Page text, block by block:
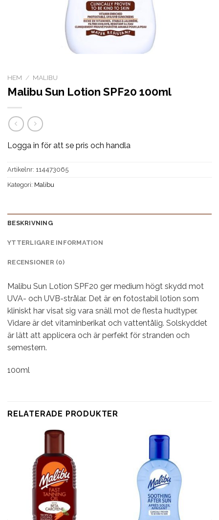
HEM / MALIBU
Malibu Sun Lotion SPF20 100ml
Logga in för att se pris och handla
Artikelnr: 114473065
Kategori: Malibu
BESKRIVNING
YTTERLIGARE INFORMATION
RECENSIONER (0)
Malibu Sun Lotion SPF20 ger medium högt skydd mot
UVA- och UVB-strålar. Det är en fotostabil lotion som
kliniskt har visat sig vara snäll mot de flesta hudtyper.
Vidare är det vitaminberikat och vattentålig. Solskyddet
är lätt att applicera och är perfekt för stranden och
semestern.
100ml
RELATERADE PRODUKTER